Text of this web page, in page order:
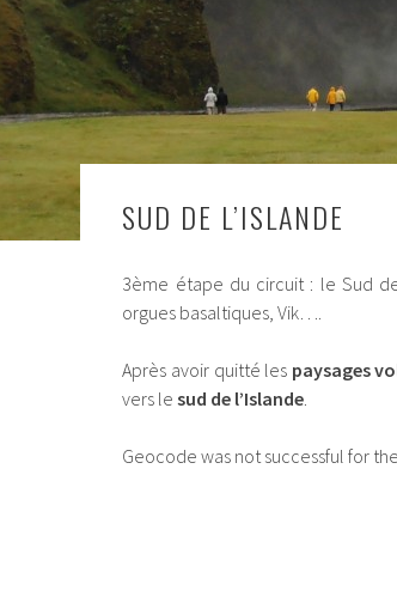
SUD DE L’ISLANDE
3ème étape du circuit : le Sud de
orgues basaltiques, Vik….
Après avoir quitté les paysages
vers lesud de l’Islande.
Geocode was not successful for